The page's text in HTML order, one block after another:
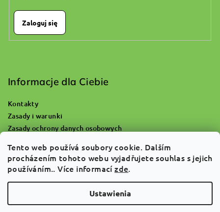
Tento web používá soubory cookie. Dalším
procházením tohoto webu vyjadřujete souhlas s jejich
používáním.. Více informacízde.
Ustawienia
Zaloguj się
Informacje dla Ciebie
Kontakty
Zasady i warunki
Zasady ochrony danych osobowych
Reklamacje i zwrot towaru
O nas
Copyright 2026ATGREEN. Wszystkie prawa zastrzeżone.